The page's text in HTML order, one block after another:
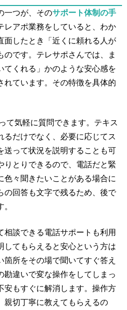
一つが、そのサポート体制の手
レアポ業務をしていると、わか
面したとき「近くに頼れる人が
です。テレサポさんでは、ま
てくれる」かのような安心感を
れています。その特徴を具体的
て気軽に質問できます。テキス
るだけでなく、必要に応じてス
送って状況を説明することも可
りとりできるので、電話だと緊
色々聞きたいことがある場合に
の回答も文字で残るため、後で
相談できる電話サポートも利用
してもらえると安心という方は
箇所をその場で聞いてすぐ答え
勘違いで変な操作をしてしまっ
安もすぐに解消します。操作方
親切丁寧に教えてもらえるの